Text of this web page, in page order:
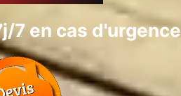
7 en cas d'urgence